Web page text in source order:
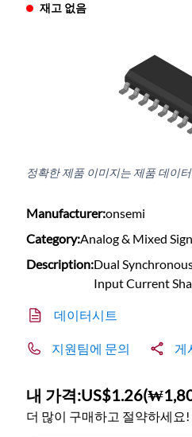
재고 없음
정확한 제품 이미지는 제품 데이
Manufacturer:onsemi
Category:Analog & Mixed
Description:Dual
Input Current
데이터시트
지원팀에 문의 게
내 가격:US$1.26(
더 많이 구매하고 절약하세요